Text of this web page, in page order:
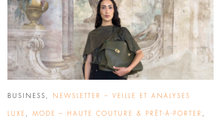
BUSINESS NEWSLETTER – VEILLE ET ANALYSES
LUXE MODE – HAUTE COUTURE & PRÊT-À-PORTER